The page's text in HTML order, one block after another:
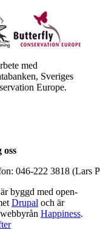
med
Sveriges
Europe.
oss
046-222 3818 (Lars
byggd med open-
Drupal och är
Happiness.